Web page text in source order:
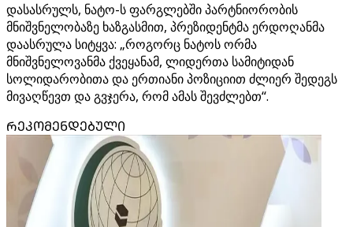
დასასრულს, ნატო-ს ფარგლებში პარტნიორობის
მნიშვნელობაზე ხაზგასმით, პრეზიდენტმა ერდოღანმა
დაასრულა სიტყვა: „როგორც ნატოს ორმა
მნიშვნელოვანმა ქვეყანამ, ლიდერთა სამიტიდან
სოლიდარობითა და ერთიანი პოზიციით ძლიერ შედეგს
მივაღწევთ და გვჯერა, რომ ამას შევძლებთ“.
ᲠᲔᲙᲝᲛᲔᲜᲓᲔᲑᲣᲚᲘ